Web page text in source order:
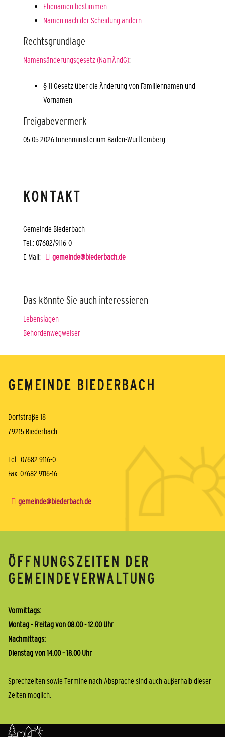
Ehenamen bestimmen
Namen nach der Scheidung ändern
Rechtsgrundlage
Namensänderungsgesetz (NamÄndG):
§ 11 Gesetz über die Änderung von Familiennamen und
Vornamen
Freigabevermerk
05.05.2026 Innenministerium Baden-Württemberg
KONTAKT
Gemeinde Biederbach
Tel.: 07682/9116-0
E-Mail:
gemeinde@biederbach.de
Das könnte Sie auch interessieren
Lebenslagen
Behördenwegweiser
GEMEINDE BIEDERBACH
Dorfstraße 18
79215 Biederbach
Tel.: 07682 9116-0
Fax: 07682 9116-16
gemeinde@biederbach.de
ÖFFNUNGSZEITEN DER
GEMEINDEVERWALTUNG
Vormittags:
Montag - Freitag von 08.00 - 12.00 Uhr
Nachmittags:
Dienstag von 14.00 – 18.00 Uhr
Sprechzeiten sowie Termine nach Absprache sind auch außerhalb dieser
Zeiten möglich.